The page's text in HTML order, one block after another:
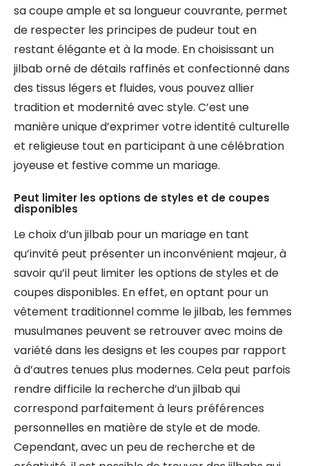
sa coupe ample et sa longueur couvrante, permet
de respecter les principes de pudeur tout en
restant élégante et à la mode. En choisissant un
jilbab orné de détails raffinés et confectionné dans
des tissus légers et fluides, vous pouvez allier
tradition et modernité avec style. C’est une
manière unique d’exprimer votre identité culturelle
et religieuse tout en participant à une célébration
joyeuse et festive comme un mariage.
Peut limiter les options de styles et de coupes
disponibles
Le choix d’un jilbab pour un mariage en tant
qu’invité peut présenter un inconvénient majeur, à
savoir qu’il peut limiter les options de styles et de
coupes disponibles. En effet, en optant pour un
vêtement traditionnel comme le jilbab, les femmes
musulmanes peuvent se retrouver avec moins de
variété dans les designs et les coupes par rapport
à d’autres tenues plus modernes. Cela peut parfois
rendre difficile la recherche d’un jilbab qui
correspond parfaitement à leurs préférences
personnelles en matière de style et de mode.
Cependant, avec un peu de recherche et de